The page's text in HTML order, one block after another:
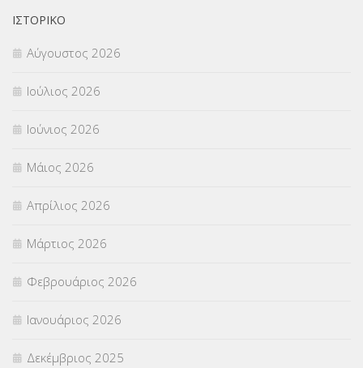
Π.Ε.Κ. ΗΡΑΚΛΕΙΟΥ
ΠΑΝΕΛΛΑΔΙΚΕΣ ΕΞΕΤΑΣΕΙΣ
ΠΡΟΚΗΡΥΞΕΙΣ
ΣΕΜΙΝΑΡΙΑ – ΗΜΕΡΙΔΕΣ
ΣΕΠ(50)
ΣΤΕΛΕΧΗ(360)
ΣΥΜΒΟΥΛΕΥΤΙΚΟΣ ΣΤΑΘΜΟΣ ΝΕΩΝ
ΣΥΝΤΑΞΕΙΣ(12)
ΣΧΟΛΙΚΟΙ ΣΥΜΒΟΥΛΟΙ
ΥΠΕΡΑΡΙΘΜΟΙ(1)
ΙΣΤΟΡΙΚΌ
Αύγουστος 2026
Ιούλιος 2026
Ιούνιος 2026
Μάιος 2026
Απρίλιος 2026
Μάρτιος 2026
Φεβρουάριος 2026
Ιανουάριος 2026
Δεκέμβριος 2025